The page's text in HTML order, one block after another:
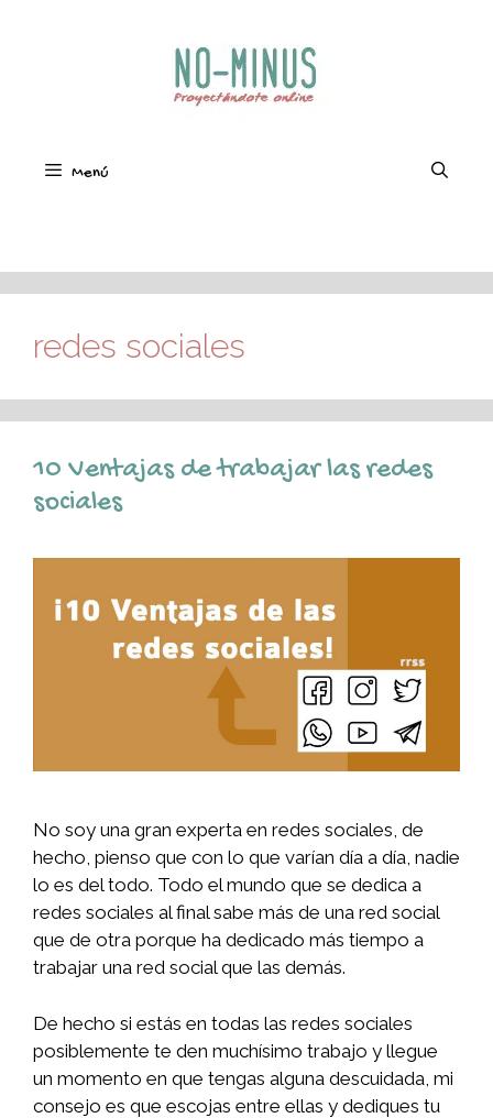
Menú
redes sociales
10 Ventajas de trabajar las redes
sociales
No soy una gran experta en redes sociales, de
hecho, pienso que con lo que varían día a día, nadie
lo es del todo. Todo el mundo que se dedica a
redes sociales al final sabe más de una red social
que de otra porque ha dedicado más tiempo a
trabajar una red social que las demás.
De hecho si estás en todas las redes sociales
posiblemente te den muchísimo trabajo y llegue
un momento en que tengas alguna descuidada, mi
consejo es que escojas entre ellas y dediques tu